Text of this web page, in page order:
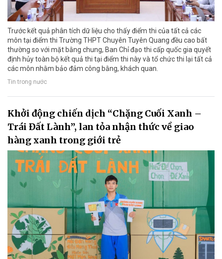
Trước kết quả phân tích dữ liệu cho thấy điểm thi của tất cả các
môn tại điểm thi Trường THPT Chuyên Tuyên Quang đều cao bất
thường so với mặt bằng chung, Ban Chỉ đạo thi cấp quốc gia quyết
định hủy toàn bộ kết quả thi tại điểm thi này và tổ chức thi lại tất cả
các môn nhằm bảo đảm công bằng, khách quan.
Tin trong nước
Khởi động chiến dịch “Chặng Cuối Xanh –
Trái Đất Lành”, lan tỏa nhận thức về giao
hàng xanh trong giới trẻ